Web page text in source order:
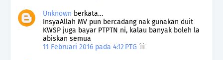
Unknown berkata…
InsyaAllah MV pun bercadang nak gunakan duit
KWSP juga bayar PTPTN ni, kalau banyak boleh la
abiskan semua
11 Februari 2016 pada 4:12 PTG